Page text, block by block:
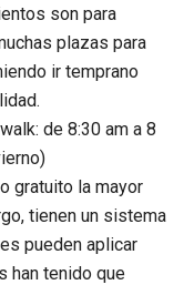
son para
plazas para
ir temprano
de 8:30 am a 8
gratuito la mayor
tienen un sistema
pueden aplicar
han tenido que